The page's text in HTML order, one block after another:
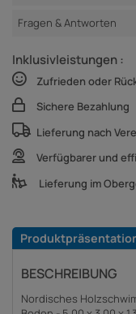
Fragen & Antworten
Inklusivleistungen :
Zufrieden oder
Sichere Bezahlung
Lieferung nach
Verfügbarer und
Lieferung im
BESCHREIBUNG
Nordisches